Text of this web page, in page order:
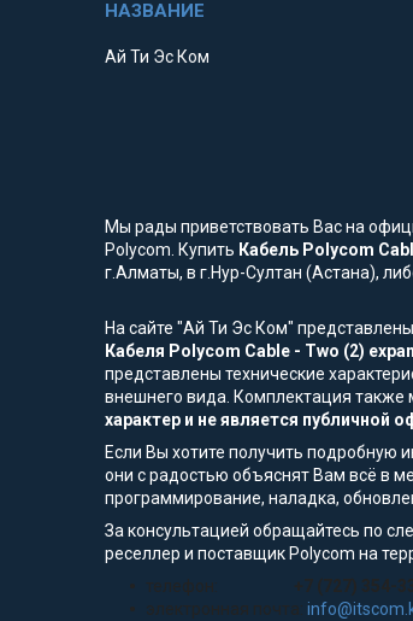
Ай Ти Эс Ком
Мы рады приветствовать Вас на
Polycom. Купить Кабель Polycom
г.Алматы, в г.Нур-Султан (Астана),
На сайте "Ай Ти Эс Ком"
Кабеля Polycom Cable - Two (2)
представлены технические
внешнего вида. Комплектация также
характер и не является публичной
Если Вы хотите получить подробную
они с радостью объяснят Вам всё в
программирование, наладка,
За консультацией обращайтесь по
реселлер и поставщик Polycom на
телефон:
+7 (727) 354-
электронная почта: